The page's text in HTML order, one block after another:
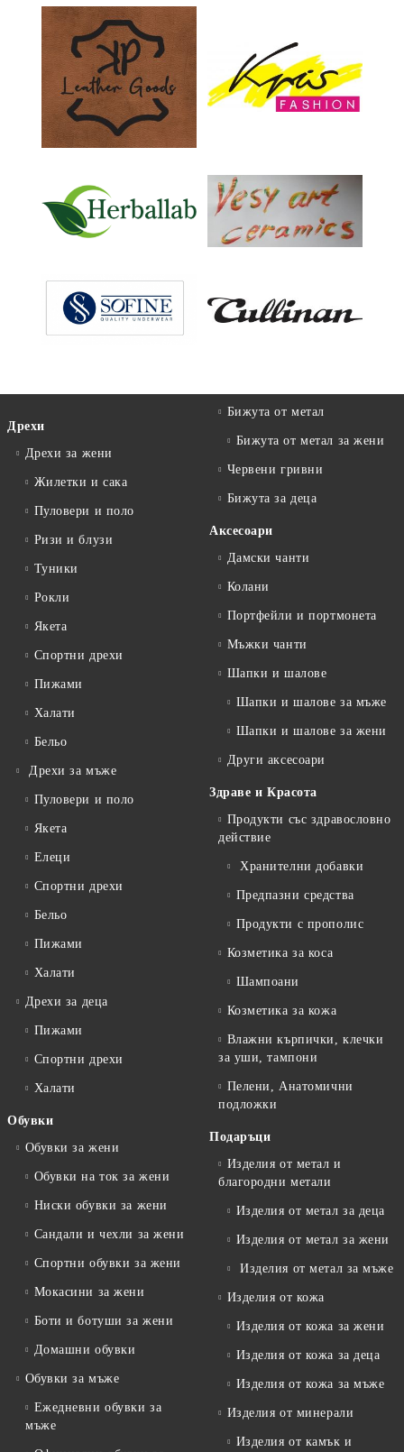
Дрехи
Дрехи за жени
Жилетки и сака
Пуловери и поло
Ризи и блузи
Туники
Рокли
Якета
Спортни дрехи
Пижами
Халати
Бельо
Дрехи за мъже
Пуловери и поло
Якета
Елеци
Спортни дрехи
Бельо
Пижами
Халати
Дрехи за деца
Пижами
Спортни дрехи
Халати
Обувки
Обувки за жени
Обувки на ток за жени
Ниски обувки за жени
Сандали и чехли за жени
Спортни обувки за жени
Мокасини за жени
Боти и ботуши за жени
Домашни обувки
Обувки за мъже
Ежедневни обувки за
мъже
Бижута от метал
Бижута от метал за жени
Червени гривни
Бижута за деца
Аксесоари
Дамски чанти
Колани
Портфейли и портмонета
Мъжки чанти
Шапки и шалове
Шапки и шалове за мъже
Шапки и шалове за жени
Други аксесоари
Здраве и Красота
Продукти със здравословно
действие
Хранителни добавки
Предпазни средства
Продукти с прополис
Козметика за коса
Шампоани
Козметика за кожа
Влажни кърпички, клечки
за уши, тампони
Пелени, Анатомични
подложки
Подаръци
Изделия от метал и
благородни метали
Изделия от метал за деца
Изделия от метал за жени
Изделия от метал за мъже
Изделия от кожа
Изделия от кожа за жени
Изделия от кожа за деца
Изделия от кожа за мъже
Изделия от минерали
Изделия от камък и